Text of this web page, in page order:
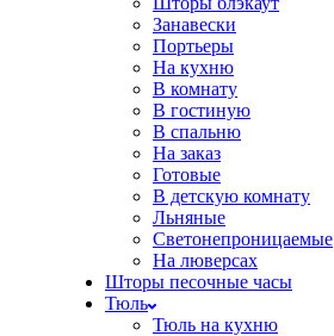
Занавески
Портьеры
На кухню
В комнату
В гостиную
В спальню
На заказ
Готовые
В детскую комнату
Льняные
Светонепроницаемые
На люверсах
Шторы песочные часы
Тюль
Тюль на кухню